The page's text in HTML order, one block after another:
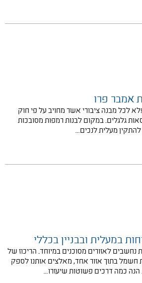
אמבר פרו
לכל מבנה ציבורי אשר מחויב על פי חוק
גלגלים. במקום לבנות רמפות מסובכות
מעלית לנכים…
במעלית ובבניין בכללי
נחשבים לאזורים מסוכנים במיוחד. הריכוז של
חשמל בתוך אזור אחד, מאלצים אותנו לספק
הנה כמה דרכים פשוטות שיעזרו…